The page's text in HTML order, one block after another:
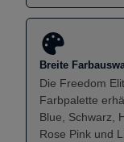
Breite
Die Freedom
Farbpalette
Blue, Schwarz,
Rose Pink und